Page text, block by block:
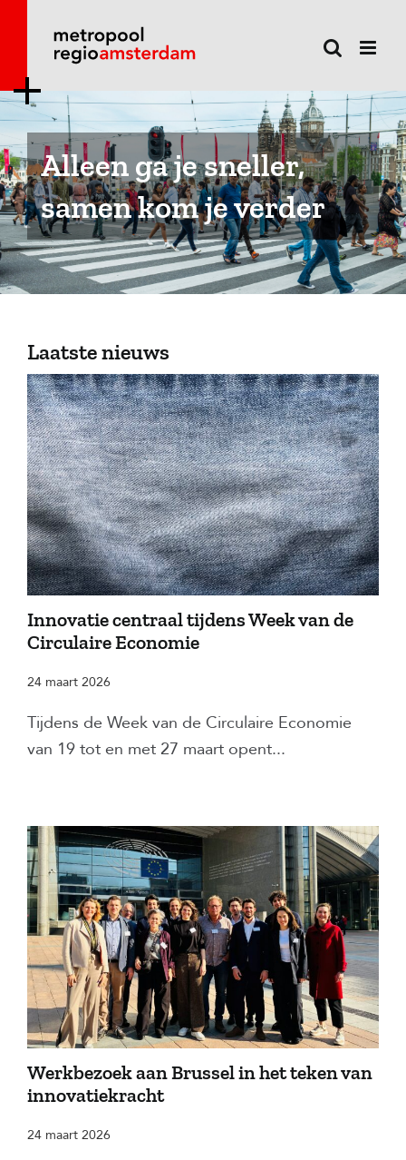
Alleen ga je sneller,
samen kom je verder
Laatste nieuws
Innovatie centraal tijdens Week van de
Circulaire Economie
24 maart 2026
Tijdens de Week van de Circulaire Economie
van 19 tot en met 27 maart opent...
Werkbezoek aan Brussel in het teken van
innovatiekracht
24 maart 2026